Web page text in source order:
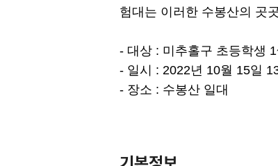
험대는 이러한 수봉산의 곳
- 대상 : 미추홀구 초등학생
- 일시 : 2022년 10월 15일
- 장소 : 수봉산 일대